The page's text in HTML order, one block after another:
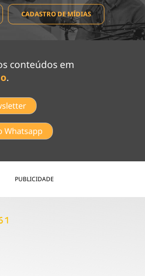
CADASTRO DE MÍDIAS
conteúdos em
.
Whatsapp
PUBLICIDADE